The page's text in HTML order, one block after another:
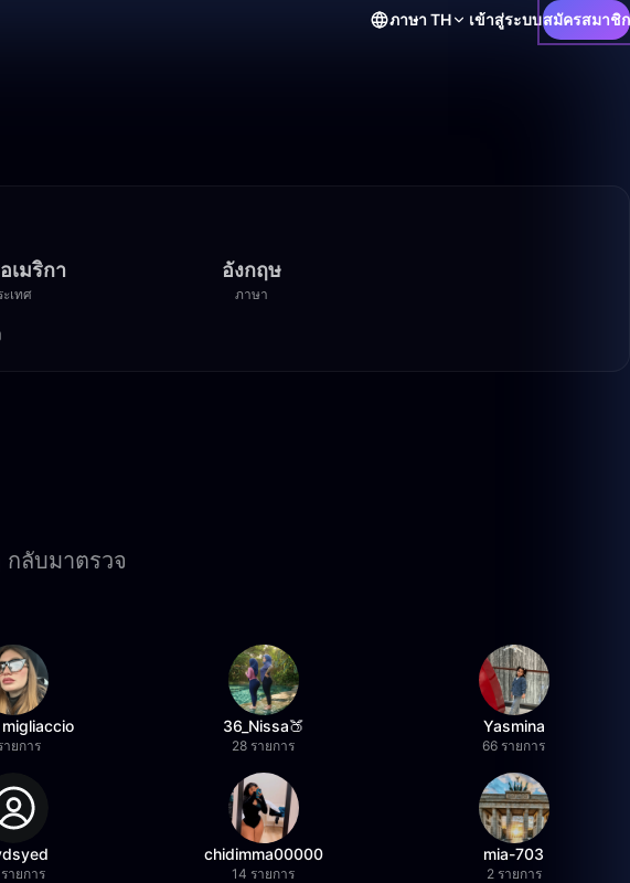
ภาษา TH เข้าสู่ระบบสมัครสมาชิก
เมริกา
เทศ
อังกฤษ
ภาษา
กลับมาตรวจ
ายการ
36_Nissa🍑
28 รายการ
Yasmina
66 รายการ
ายการ
chidimma00000
14 รายการ
mia-703
2 รายการ